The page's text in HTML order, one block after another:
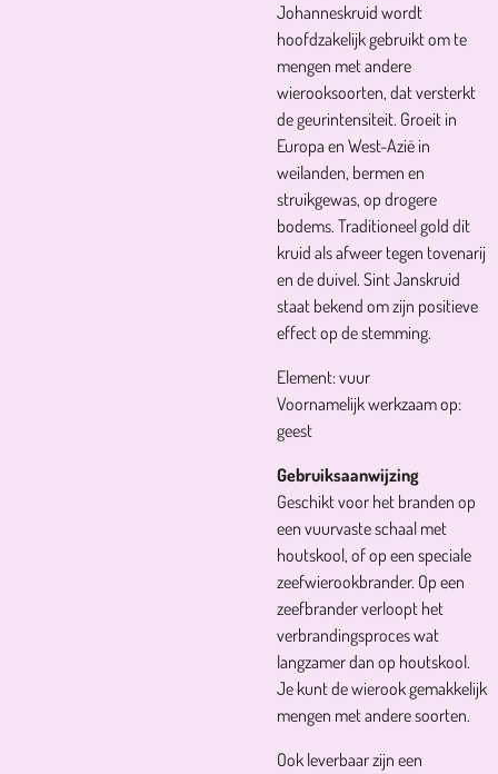
Johanneskruid wordt
hoofdzakelijk gebruikt om te
mengen met andere
wierooksoorten, dat versterkt
de geurintensiteit. Groeit in
Europa en West-Azië in
weilanden, bermen en
struikgewas, op drogere
bodems. Traditioneel gold dit
kruid als afweer tegen tovenarij
en de duivel. Sint Janskruid
staat bekend om zijn positieve
effect op de stemming.
Element: vuur
Voornamelijk werkzaam op:
geest
Gebruiksaanwijzing
Geschikt voor het branden op
een vuurvaste schaal met
houtskool, of op een speciale
zeefwierookbrander. Op een
zeefbrander verloopt het
verbrandingsproces wat
langzamer dan op houtskool.
Je kunt de wierook gemakkelijk
mengen met andere soorten.
Ook leverbaar zijn een